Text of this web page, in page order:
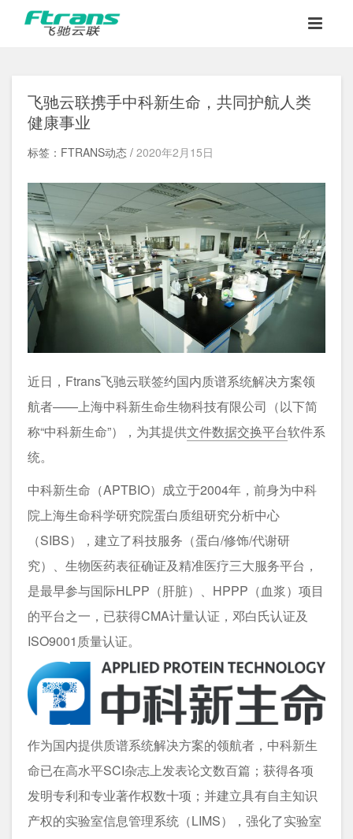
飞驰云联携手中科新生命，共同护航人类
健康事业
标签：FTRANS动态 / 2020年2月15日
近日，Ftrans飞驰云联签约国内质谱系统解决方案领
航者——上海中科新生命生物科技有限公司（以下简
称“中科新生命”），为其提供文件数据交换平台软件系
统。
中科新生命（APTBIO）成立于2004年，前身为中科
院上海生命科学研究院蛋白质组研究分析中心
（SIBS），建立了科技服务（蛋白/修饰/代谢研
究）、生物医药表征确证及精准医疗三大服务平台，
是最早参与国际HLPP（肝脏）、HPPP（血浆）项目
的平台之一，已获得CMA计量认证，邓白氏认证及
ISO9001质量认证。
作为国内提供质谱系统解决方案的领航者，中科新生
命已在高水平SCI杂志上发表论文数百篇；获得各项
发明专利和专业著作权数十项；并建立具有自主知识
产权的实验室信息管理系统（LIMS），强化了实验室